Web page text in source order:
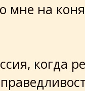
мне на
когда